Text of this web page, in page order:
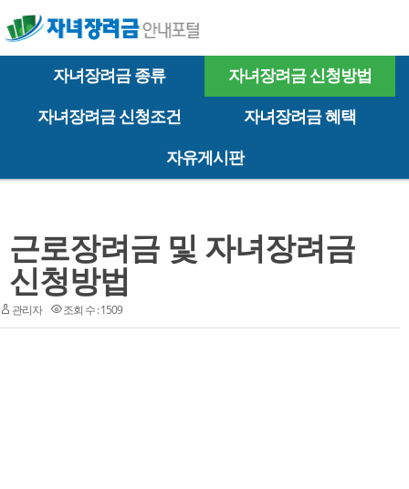
자녀장려금 종류 자녀장려금 신청방법
자녀장려금 신청조건 자녀장려금 혜택
자유게시판
근로장려금 및 자녀장려금
신청방법
관리자 조회 수 : 1509